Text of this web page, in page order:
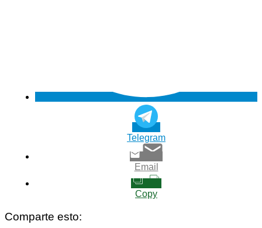
Telegram
Email
Copy
Comparte esto: